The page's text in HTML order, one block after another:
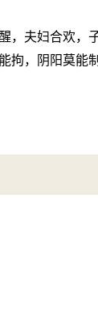
，夫妇合欢
，阴阳莫能